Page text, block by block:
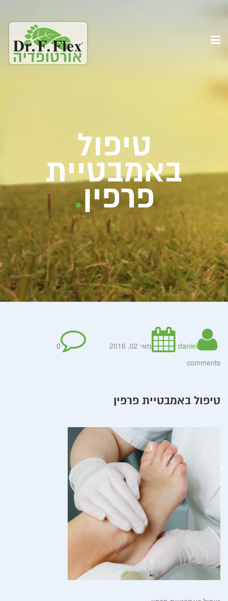
טיפול
באמבטיית
פרפין.
daniel מאי 02, 2016
0
comments
טיפול באמבטיית פרפין